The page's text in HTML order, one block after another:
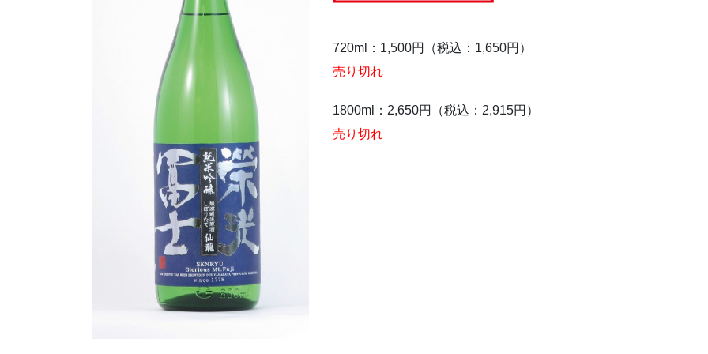
720ml：1,500円（税込：1,650円）
売り切れ
1800ml：2,650円（税込：2,915円）
売り切れ